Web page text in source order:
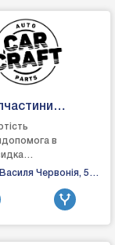
в
або
по
AudiBMWChevrol...
Червонія, 51,
область,